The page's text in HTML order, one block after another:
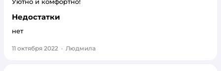
Недостатки
нет
11 октября 2022 · Людмила